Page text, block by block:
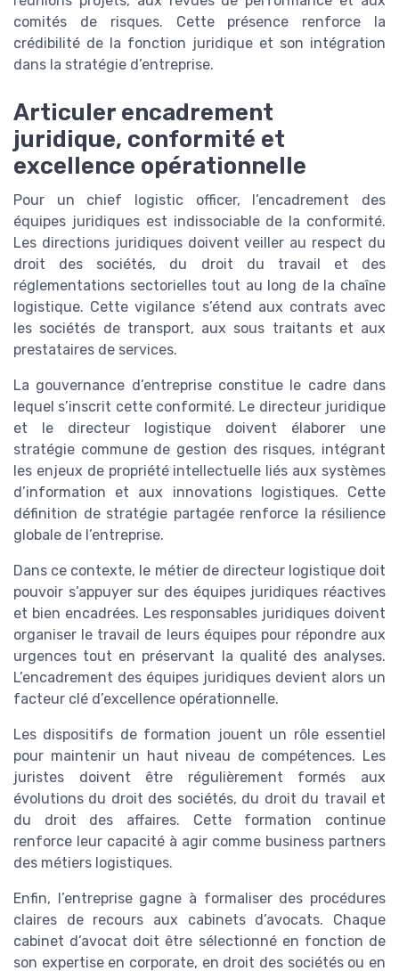
comités de risques. Cette présence renforce la
crédibilité de la fonction juridique et son intégration
dans la stratégie d’entreprise.
Articuler encadrement
juridique, conformité et
excellence opérationnelle
Pour un chief logistic officer, l’encadrement des
équipes juridiques est indissociable de la conformité.
Les directions juridiques doivent veiller au respect du
droit des sociétés, du droit du travail et des
réglementations sectorielles tout au long de la chaîne
logistique. Cette vigilance s’étend aux contrats avec
les sociétés de transport, aux sous traitants et aux
prestataires de services.
La gouvernance d’entreprise constitue le cadre dans
lequel s’inscrit cette conformité. Le directeur juridique
et le directeur logistique doivent élaborer une
stratégie commune de gestion des risques, intégrant
les enjeux de propriété intellectuelle liés aux systèmes
d’information et aux innovations logistiques. Cette
définition de stratégie partagée renforce la résilience
globale de l’entreprise.
Dans ce contexte, le métier de directeur logistique doit
pouvoir s’appuyer sur des équipes juridiques réactives
et bien encadrées. Les responsables juridiques doivent
organiser le travail de leurs équipes pour répondre aux
urgences tout en préservant la qualité des analyses.
L’encadrement des équipes juridiques devient alors un
facteur clé d’excellence opérationnelle.
Les dispositifs de formation jouent un rôle essentiel
pour maintenir un haut niveau de compétences. Les
juristes doivent être régulièrement formés aux
évolutions du droit des sociétés, du droit du travail et
du droit des affaires. Cette formation continue
renforce leur capacité à agir comme business partners
des métiers logistiques.
Enfin, l’entreprise gagne à formaliser des procédures
claires de recours aux cabinets d’avocats. Chaque
cabinet d’avocat doit être sélectionné en fonction de
son expertise en corporate, en droit des sociétés ou en